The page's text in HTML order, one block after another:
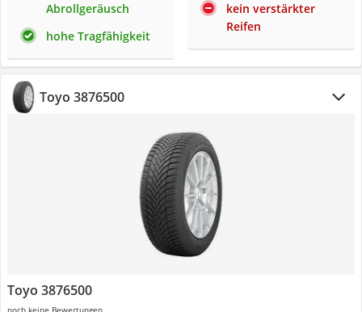
Abrollgeräusch
hohe Tragfähigkeit
kein verstärkter
Reifen
Toyo 3876500
Toyo 3876500
noch keine Bewertungen